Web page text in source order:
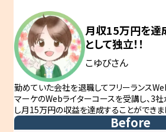
月収15万円を達
として独立！！
こゆびさん
勤めていた会社を退職してフリーランス
マーケのWebライターコースを受講し、3
し月15万円の収益を達成することができま
Before